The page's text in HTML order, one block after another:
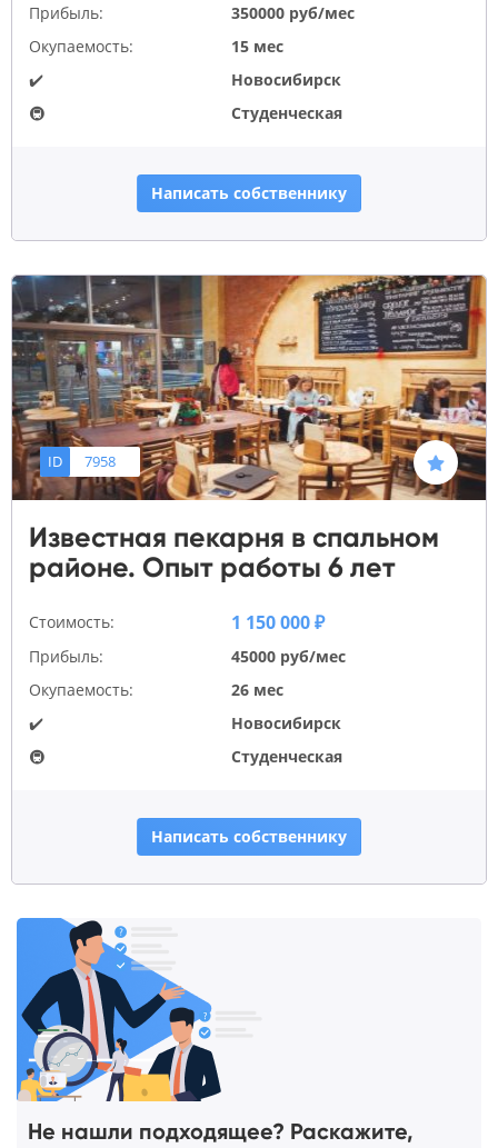
Прибыль:
350000 руб/мес
Окупаемость:
15 мес
✔️
Новосибирск
🚇
Студенческая
Написать собственнику
ID 7958
Известная пекарня в спальном
районе. Опыт работы 6 лет
Стоимость: 1 150 000 ₽
Прибыль:
45000 руб/мес
Окупаемость:
26 мес
✔️
Новосибирск
🚇
Студенческая
Написать собственнику
Не нашли подходящее? Раскажите,